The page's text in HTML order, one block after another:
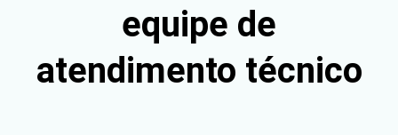
equipe de
atendimento técnico